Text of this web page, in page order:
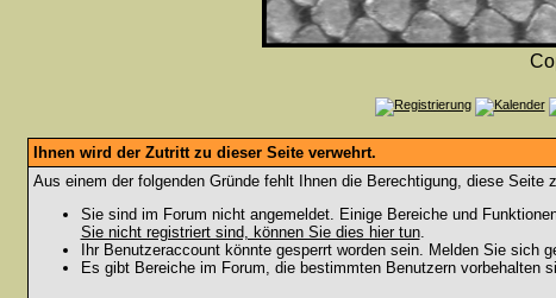
Ihnen wird der Zutritt zu dieser Seite verwehrt.
Aus einem der folgenden Gründe fehlt Ihnen die Berechtigung, diese Seite
Sie sind im Forum nicht angemeldet. Einige Bereiche und
Sie nicht registriert sind, können Sie dies hier tun.
Ihr Benutzeraccount könnte gesperrt worden sein. Melden Sie sich
Es gibt Bereiche im Forum, die bestimmten Benutzern vorbehalten